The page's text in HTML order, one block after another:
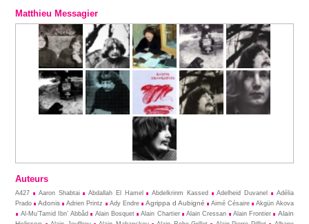
Matthieu Messagier
Auteurs
A427 Aaron Shabtai Abdallah El Hamel Abdelkrinm Kassed Adelheid Duvanel
Adélia
Prado
Adonis Adrien Printz Ady Endre Agrippa d Aubigné Aimé Césaire
Akgün Akova
Al-Mu’Tamid Ibn’ Abbâd
Alain Bosquet Alain Chartier Alain Cressan Alain Frontier
Alain